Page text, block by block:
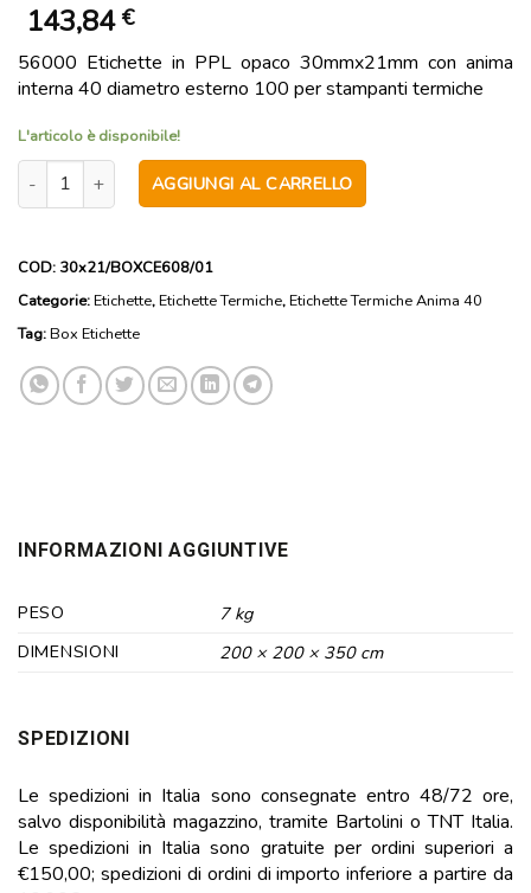
143,84€
56000 Etichette in PPL opaco 30mmx21mm con anima
interna 40 diametro esterno 100 per stampanti termiche
L'articolo è disponibile!
56000 Etichette in PPL opaco 30mmx21mm con anima interna
AGGIUNGI AL CARRELLO
COD: 30x21/BOXCE608/01
Categorie:Etichette,Etichette Termiche,Etichette Termiche Anima 40
Tag:Box Etichette
INFORMAZIONI AGGIUNTIVE
PESO
7 kg
DIMENSIONI
200 × 200 × 350 cm
SPEDIZIONI
Le spedizioni in Italia sono consegnate entro 48/72 ore,
salvo disponibilità magazzino, tramite Bartolini o TNT Italia.
Le spedizioni in Italia sono gratuite per ordini superiori a
€150,00; spedizioni di ordini di importo inferiore a partire da